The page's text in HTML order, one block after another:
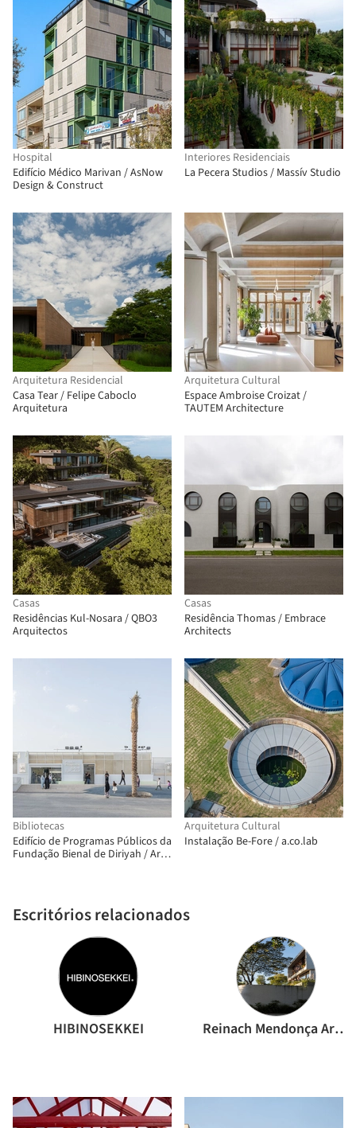
Hospital
Edifício Médico Marivan / AsNow
Design & Construct
Interiores Residenciais
La Pecera Studios / Massív Studio
Arquitetura Residencial
Casa Tear / Felipe Caboclo
Arquitetura
Arquitetura Cultural
Espace Ambroise Croizat /
TAUTEM Architecture
Casas
Residências Kul-Nosara / QBO3
Arquitectos
Casas
Residência Thomas / Embrace
Architects
Bibliotecas
Edifício de Programas Públicos da
Fundação Bienal de Diriyah / Ariel
Escritórios relacionados
HIBINOSEKKEI Reinach Mendonça Arquitetos Associados
Arquitetura Cultural
Instalação Be-Fore / a.co.lab